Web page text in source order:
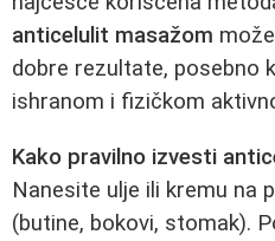
anticelulit masažom
dobre rezultate, posebno
ishranom i fizičkom
Kako pravilno izvesti
Nanesite ulje ili kremu na
(butine, bokovi, stomak).